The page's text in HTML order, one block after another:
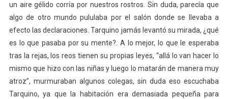
un aire gélido corría por nuestros rostros. Sin duda, parecía que
algo de otro mundo pululaba por el salón donde se llevaba a
efecto las declaraciones. Tarquino jamás levantó su mirada, ¿qué
es lo que pasaba por su mente?. A lo mejor, lo que le esperaba
tras la rejas, los reos tienen su propias leyes, “allá lo van hacer lo
mismo que hizo con las niñas y luego lo matarán de manera muy
atroz”, murmuraban algunos colegas, sin duda eso escuchaba
Tarquino, ya que la habitación era demasiada pequeña para